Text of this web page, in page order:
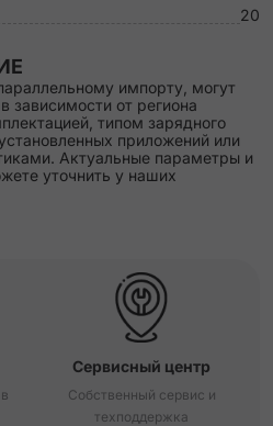
20
импорту, могут
зависимости от региона
типом зарядного
приложений или
Актуальные параметры и
уточнить у наших
Сервисный центр
Собственный сервис и
техподдержка